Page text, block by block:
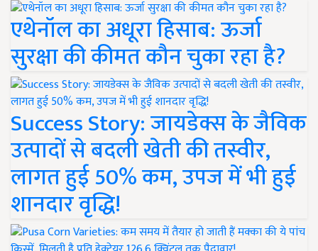
एथेनॉल का अधूरा हिसाब: ऊर्जा
सुरक्षा की कीमत कौन चुका रहा है?
Success Story: जायडेक्स के जैविक
उत्पादों से बदली खेती की तस्वीर,
लागत हुई 50% कम, उपज में भी हुई
शानदार वृद्धि!